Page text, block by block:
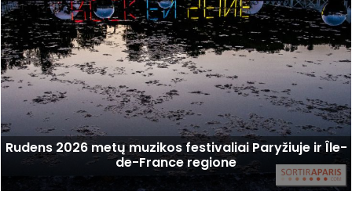
Rudens 2026 metų muzikos festivaliai Paryžiuje ir Île-
de-France regione